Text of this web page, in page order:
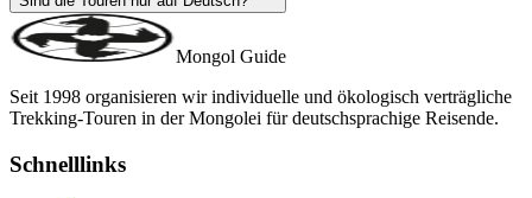
Mongol Guide
Seit 1998 organisieren wir individuelle und ökologisch verträgliche
Trekking-Touren in der Mongolei für deutschsprachige Reisende.
Schnelllinks